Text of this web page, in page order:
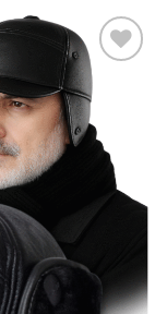
Add to
wishlist